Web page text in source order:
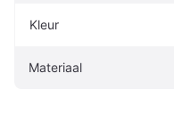
Kleur
Materiaal